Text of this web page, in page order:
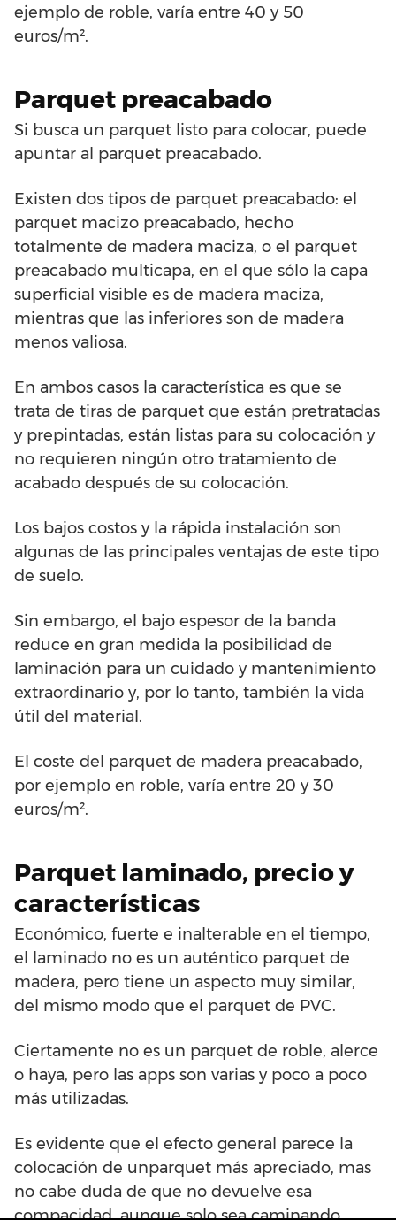
ejemplo de roble, varía entre 40 y 50
euros/m².
Parquet preacabado
Si busca un parquet listo para colocar, puede
apuntar al parquet preacabado.
Existen dos tipos de parquet preacabado: el
parquet macizo preacabado, hecho
totalmente de madera maciza, o el parquet
preacabado multicapa, en el que sólo la capa
superficial visible es de madera maciza,
mientras que las inferiores son de madera
menos valiosa.
En ambos casos la característica es que se
trata de tiras de parquet que están pretratadas
y prepintadas, están listas para su colocación y
no requieren ningún otro tratamiento de
acabado después de su colocación.
Los bajos costos y la rápida instalación son
algunas de las principales ventajas de este tipo
de suelo.
Sin embargo, el bajo espesor de la banda
reduce en gran medida la posibilidad de
laminación para un cuidado y mantenimiento
extraordinario y, por lo tanto, también la vida
útil del material.
El coste del parquet de madera preacabado,
por ejemplo en roble, varía entre 20 y 30
euros/m².
Parquet laminado, precio y
características
Económico, fuerte e inalterable en el tiempo,
el laminado no es un auténtico parquet de
madera, pero tiene un aspecto muy similar,
del mismo modo que el parquet de PVC.
Ciertamente no es un parquet de roble, alerce
o haya, pero las apps son varias y poco a poco
más utilizadas.
Es evidente que el efecto general parece la
colocación de unparquet más apreciado, mas
no cabe duda de que no devuelve esa
compacidad, aunque solo sea caminando